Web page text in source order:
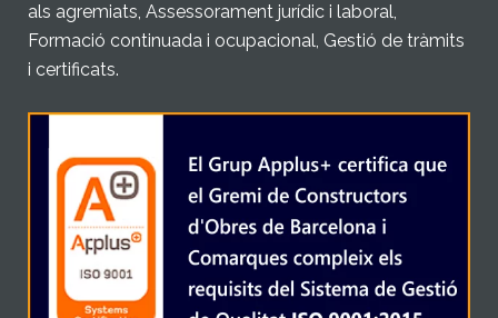
als agremiats, Assessorament jurídic i laboral,
Formació continuada i ocupacional, Gestió de tràmits
i certificats.